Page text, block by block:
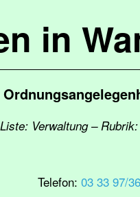
in
Liste: Verwaltung –
Telefon: 03 33 97/